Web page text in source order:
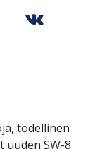
todellinen
SW-8